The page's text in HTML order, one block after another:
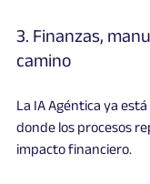
3. Finanzas,
camino
La IA Agéntica ya
donde los procesos
impacto financiero.